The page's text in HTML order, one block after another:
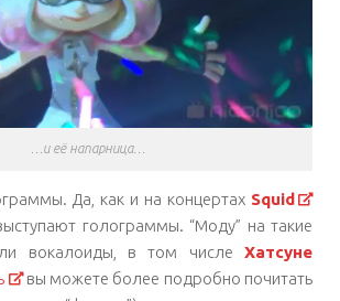
…и её напарница…
Да, как и на концертах Squid
голограммы. “Моду” на такие
вокалоиды, в том числе Хатсуне
вы можете более подробно почитать